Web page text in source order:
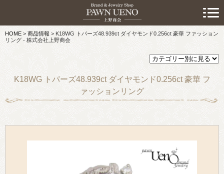
HOME > 商品情報> K18WG トパーズ48.939ct ダイヤモンド0.256ct 豪華 ファッション
リング - 株式会社上野商会
K18WG トパーズ48.939ct ダイヤモンド0.256ct 豪華 フ
ァッションリング
> 初めての方へ
> 預けたい方
> 売りたい方
> 買いたい方
> 取り扱い品目
> スタッフおすすめ情報